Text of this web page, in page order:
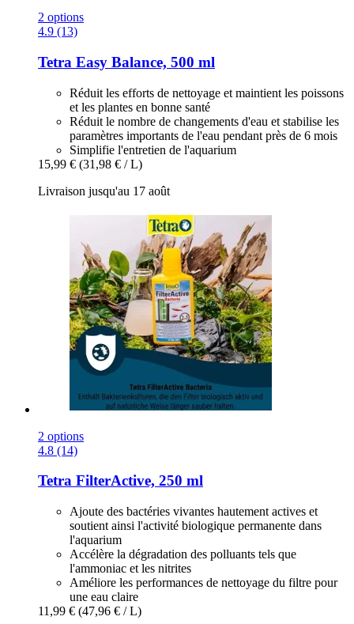
2 options
4.9 (13)
Tetra Easy Balance, 500 ml
Réduit les efforts de nettoyage et maintient les poissons
et les plantes en bonne santé
Réduit le nombre de changements d'eau et stabilise les
paramètres importants de l'eau pendant près de 6 mois
Simplifie l'entretien de l'aquarium
15,99 € (31,98 € / L)
Livraison jusqu'au 17 août
2 options
4.8 (14)
Tetra FilterActive, 250 ml
Ajoute des bactéries vivantes hautement actives et
soutient ainsi l'activité biologique permanente dans
l'aquarium
Accélère la dégradation des polluants tels que
l'ammoniac et les nitrites
Améliore les performances de nettoyage du filtre pour
une eau claire
11,99 € (47,96 € / L)